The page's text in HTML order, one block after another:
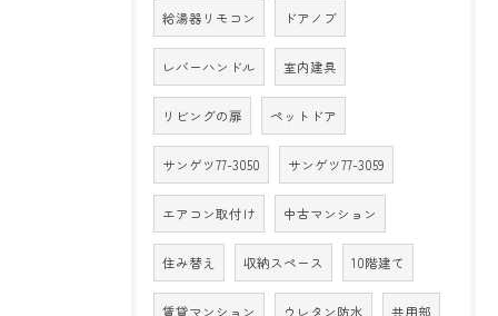
給湯器リモコン ドアノブ
レバーハンドル 室内建具
リビングの扉 ペットドア
サンゲツ77-3050 サンゲツ77-3059
エアコン取付け 中古マンション
住み替え 収納スペース 10階建て
賃貸マンション ウレタン防水 共用部